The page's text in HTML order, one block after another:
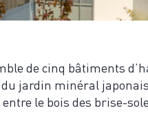
de cinq bâtiments
jardin minéral
le bois des brise-